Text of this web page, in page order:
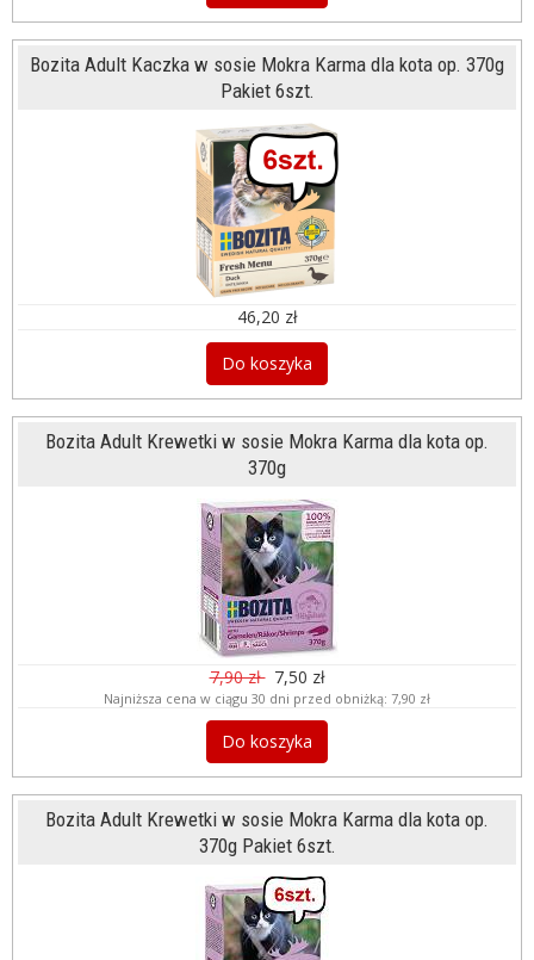
Bozita Adult Kaczka w sosie Mokra Karma dla kota op. 370g
Pakiet 6szt.
46,20 zł
Do koszyka
Bozita Adult Krewetki w sosie Mokra Karma dla kota op.
370g
7,90 zł 7,50 zł
Najniższa cena w ciągu 30 dni przed obniżką: 7,90 zł
Do koszyka
Bozita Adult Krewetki w sosie Mokra Karma dla kota op.
370g Pakiet 6szt.